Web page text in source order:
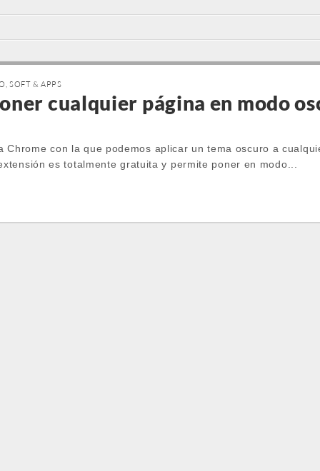
,SOFT & APPS
cualquier página en modo
Chrome con la que podemos aplicar un tema oscuro a
es totalmente gratuita y permite poner en modo...